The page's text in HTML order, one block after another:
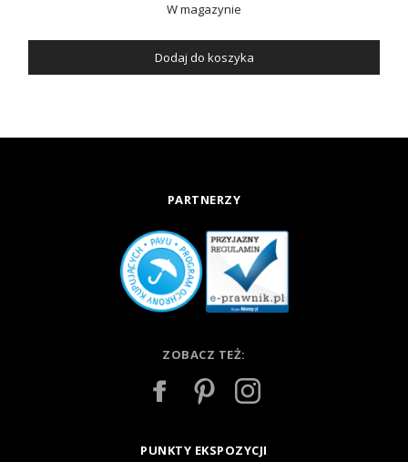
W magazynie
Dodaj do koszyka
PARTNERZY
ZOBACZ TEŻ:
PUNKTY EKSPOZYCJI